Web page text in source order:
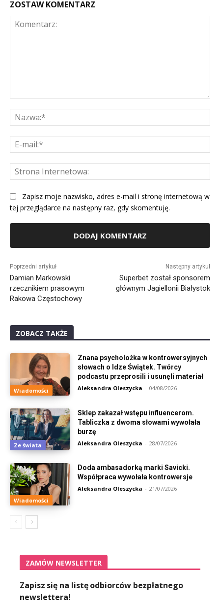
ZOSTAW KOMENTARZ
Zapisz moje nazwisko, adres e-mail i stronę internetową w
tej przeglądarce na następny raz, gdy skomentuję.
Poprzedni artykuł
Damian Markowski
rzecznikiem prasowym
Rakowa Częstochowy
Następny artykuł
Superbet został sponsorem
głównym Jagiellonii Białystok
ZOBACZ TAKŻE
Wiadomości
Znana psycholożka w kontrowersyjnych
słowach o Idze Świątek. Twórcy
podcastu przeprosili i usunęli materiał
Aleksandra Oleszycka - 04/08/2026
Ze świata
Sklep zakazał wstępu influencerom.
Tabliczka z dwoma słowami wywołała
burzę
Aleksandra Oleszycka - 28/07/2026
Wiadomości
Doda ambasadorką marki Savicki.
Współpraca wywołała kontrowersje
Aleksandra Oleszycka - 21/07/2026
ZAMÓW NEWSLETTER
Zapisz się na listę odbiorców bezpłatnego
newslettera!